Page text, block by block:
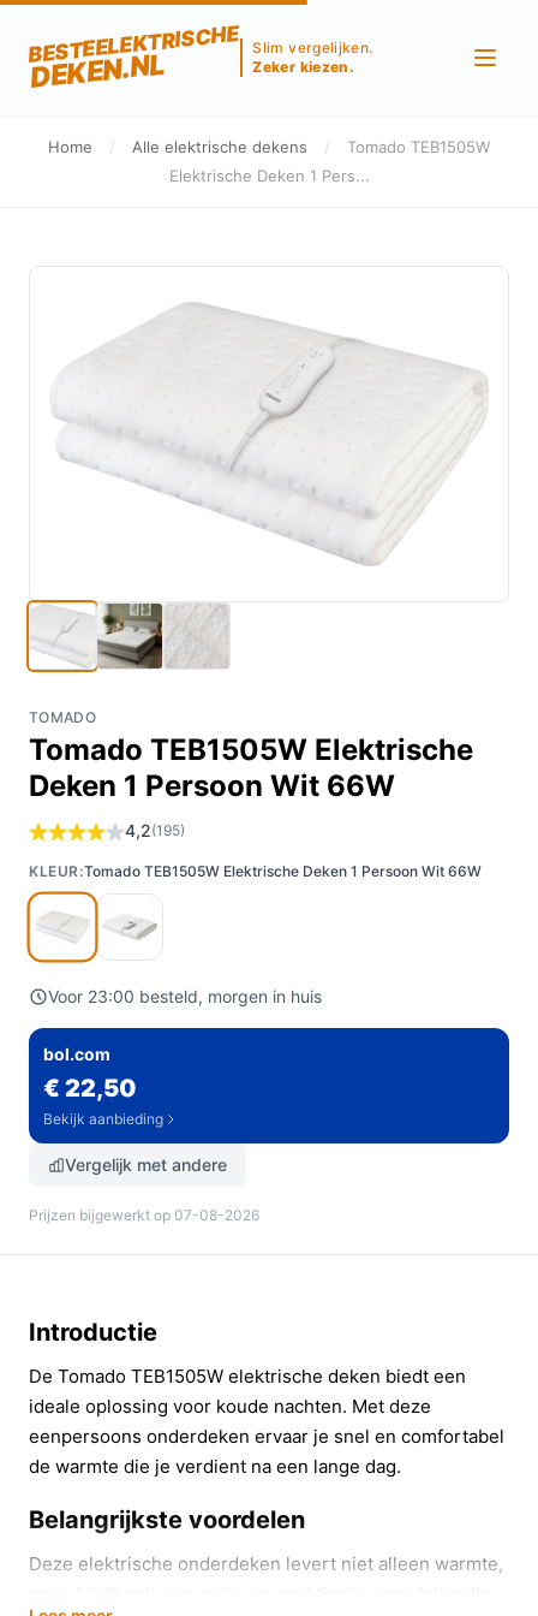
BESTEELEKTRISCHE
DEKEN.NL
Slim vergelijken.
Zeker kiezen.
Home / Alle elektrische dekens /
Tomado TEB1505W
Elektrische Deken 1 Pers...
TOMADO
Tomado TEB1505W Elektrische
Deken 1 Persoon Wit 66W
4,2(195)
KLEUR:Tomado TEB1505W Elektrische Deken 1 Persoon Wit 66W
Voor 23:00 besteld, morgen in huis
bol.com
€ 22,50
Bekijk aanbieding
Vergelijk met andere
Prijzen bijgewerkt op 07-08-2026
Introductie
De Tomado TEB1505W elektrische deken biedt een
ideale oplossing voor koude nachten. Met deze
eenpersoons onderdeken ervaar je snel en comfortabel
de warmte die je verdient na een lange dag.
Belangrijkste voordelen
Deze elektrische onderdeken levert niet alleen warmte,